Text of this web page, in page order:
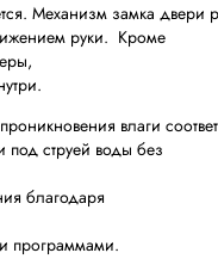
Механизм замка
руки. Кроме
влаги
под струей воды без
благодаря
программами.